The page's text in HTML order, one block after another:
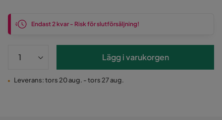
Pris
Endast 2 kvar - Risk för slutförsäljning!
Lägg i varukorgen
Leverans: tors 20 aug. - tors 27 aug.